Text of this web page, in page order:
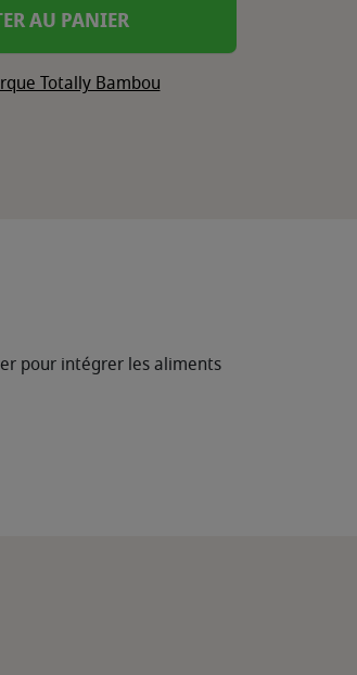
AU PANIER
Totally Bambou
pour intégrer les aliments